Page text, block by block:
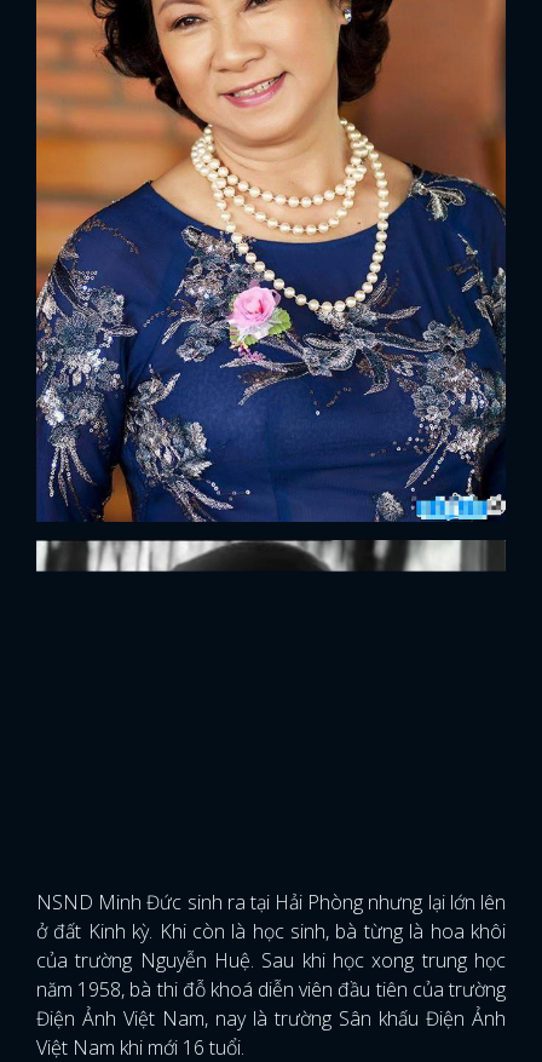
NSND Minh Đức sinh ra tại Hải Phòng nhưng lại lớn lên
ở đất Kinh kỳ. Khi còn là học sinh, bà từng là hoa khôi
của trường Nguyễn Huệ. Sau khi học xong trung học
năm 1958, bà thi đỗ khoá diễn viên đầu tiên của trường
Điện Ảnh Việt Nam, nay là trường Sân khấu Điện Ảnh
Việt Nam khi mới 16 tuổi.